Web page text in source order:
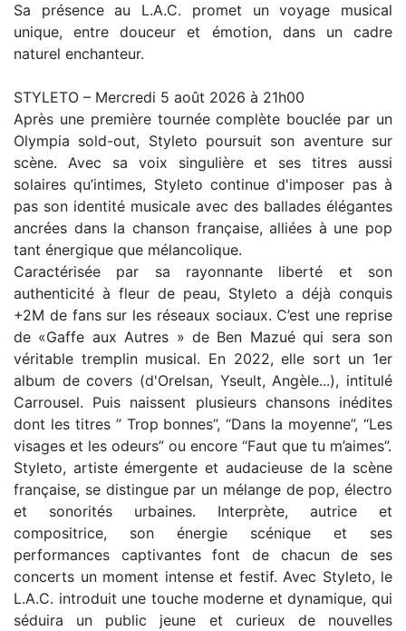
Sa présence au L.A.C. promet un voyage musical
unique, entre douceur et émotion, dans un cadre
naturel enchanteur.
STYLETO – Mercredi 5 août 2026 à 21h00
Après une première tournée complète bouclée par un
Olympia sold-out, Styleto poursuit son aventure sur
scène. Avec sa voix singulière et ses titres aussi
solaires qu’intimes, Styleto continue d'imposer pas à
pas son identité musicale avec des ballades élégantes
ancrées dans la chanson française, alliées à une pop
tant énergique que mélancolique.
Caractérisée par sa rayonnante liberté et son
authenticité à fleur de peau, Styleto a déjà conquis
+2M de fans sur les réseaux sociaux. C’est une reprise
de «Gaffe aux Autres » de Ben Mazué qui sera son
véritable tremplin musical. En 2022, elle sort un 1er
album de covers (d'Orelsan, Yseult, Angèle...), intitulé
Carrousel. Puis naissent plusieurs chansons inédites
dont les titres ” Trop bonnes”, “Dans la moyenne”, “Les
visages et les odeurs” ou encore “Faut que tu m’aimes”.
Styleto, artiste émergente et audacieuse de la scène
française, se distingue par un mélange de pop, électro
et sonorités urbaines. Interprète, autrice et
compositrice, son énergie scénique et ses
performances captivantes font de chacun de ses
concerts un moment intense et festif. Avec Styleto, le
L.A.C. introduit une touche moderne et dynamique, qui
séduira un public jeune et curieux de nouvelles